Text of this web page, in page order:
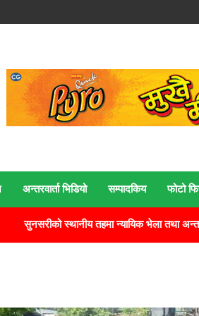
अन्तरवार्ता भिडियो सम्पादकिय फोटो
तहमा न्यायिक भेला तथा अन्तरपालिका न्यायिक